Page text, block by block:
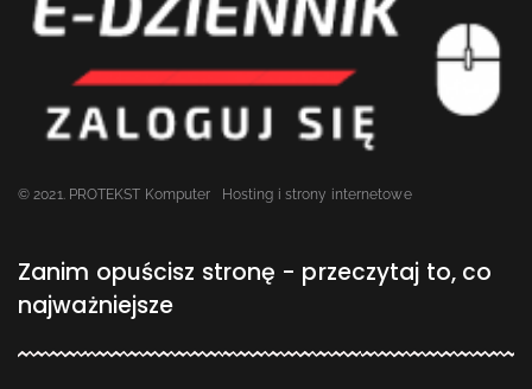
© 2021. PROTEKST Komputer Hosting i strony internetowe
Zanim opuścisz stronę - przeczytaj to, co
najważniejsze